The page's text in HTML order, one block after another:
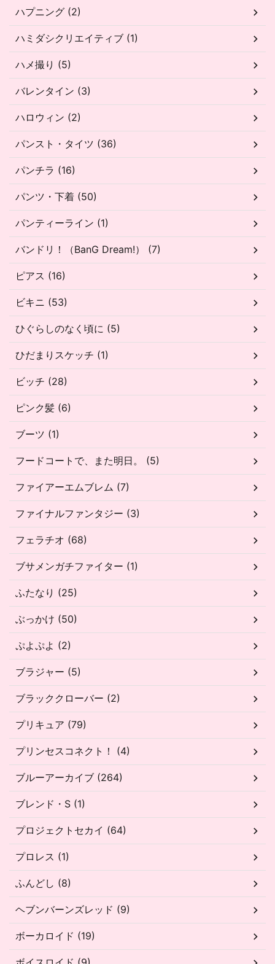
ハプニング (2)
ハミダシクリエイティブ (1)
ハメ撮り (5)
バレンタイン (3)
ハロウィン (2)
パンスト・タイツ (36)
パンチラ (16)
パンツ・下着 (50)
パンティーライン (1)
バンドリ！（BanG Dream!） (7)
ピアス (16)
ビキニ (53)
ひぐらしのなく頃に (5)
ひだまりスケッチ (1)
ビッチ (28)
ピンク髪 (6)
ブーツ (1)
フードコートで、また明日。 (5)
ファイアーエムブレム (7)
ファイナルファンタジー (3)
フェラチオ (68)
ブサメンガチファイター (1)
ふたなり (25)
ぶっかけ (50)
ぷよぷよ (2)
ブラジャー (5)
ブラッククローバー (2)
プリキュア (79)
プリンセスコネクト！ (4)
ブルーアーカイブ (264)
ブレンド・S (1)
プロジェクトセカイ (64)
プロレス (1)
ふんどし (8)
ヘブンバーンズレッド (9)
ボーカロイド (19)